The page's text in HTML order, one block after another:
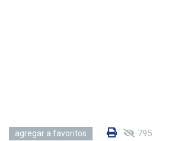
agregar a favoritos 795